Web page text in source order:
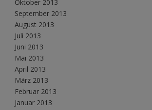
Oktober 2013
September 2013
August 2013
Juli 2013
Juni 2013
Mai 2013
April 2013
März 2013
Februar 2013
Januar 2013